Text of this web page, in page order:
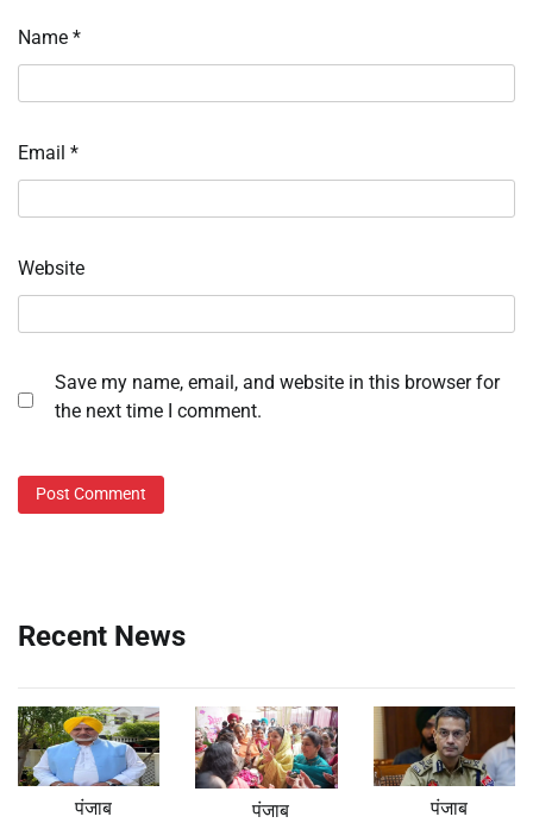
Name *
Email *
Website
Save my name, email, and website in this browser for
the next time I comment.
Recent News
पंजाब पंजाब पंजाब